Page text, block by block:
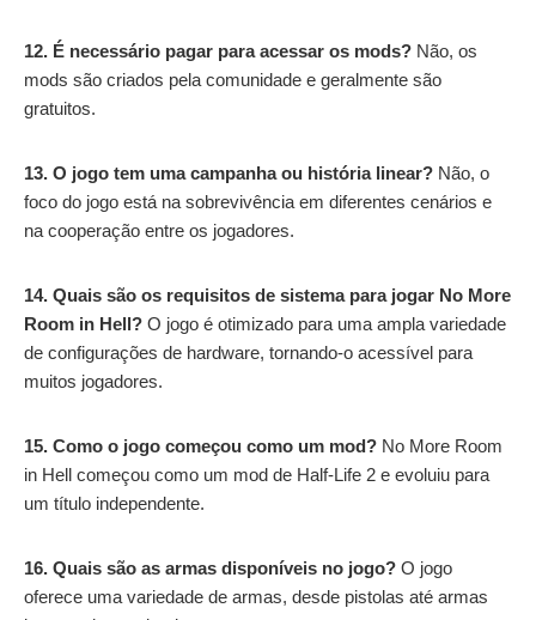
12. É necessário pagar para acessar os mods? Não, os
mods são criados pela comunidade e geralmente são
gratuitos.
13. O jogo tem uma campanha ou história linear? Não, o
foco do jogo está na sobrevivência em diferentes cenários e
na cooperação entre os jogadores.
14. Quais são os requisitos de sistema para jogar No More
Room in Hell? O jogo é otimizado para uma ampla variedade
de configurações de hardware, tornando-o acessível para
muitos jogadores.
15. Como o jogo começou como um mod? No More Room
in Hell começou como um mod de Half-Life 2 e evoluiu para
um título independente.
16. Quais são as armas disponíveis no jogo? O jogo
oferece uma variedade de armas, desde pistolas até armas